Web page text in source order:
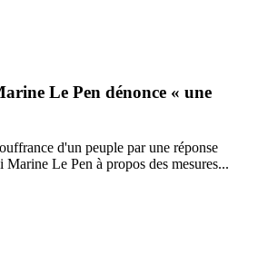
Le Pen dénonce « une
d'un peuple par une réponse
Le Pen à propos des mesures...